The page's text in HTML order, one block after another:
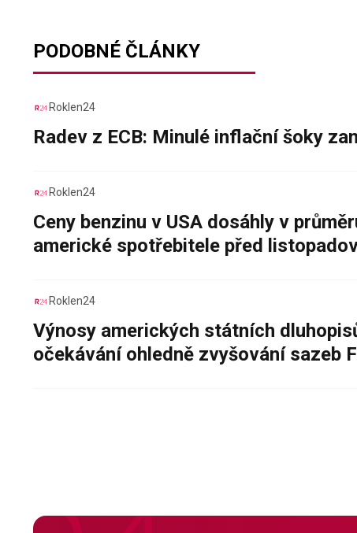
PODOBNÉ ČLÁNKY
Roklen24
Radev z ECB: Minulé inflační šoky
Roklen24
Ceny benzinu v USA dosáhly v
americké spotřebitele před
Roklen24
Výnosy amerických státních
očekávání ohledně zvyšování sazeb